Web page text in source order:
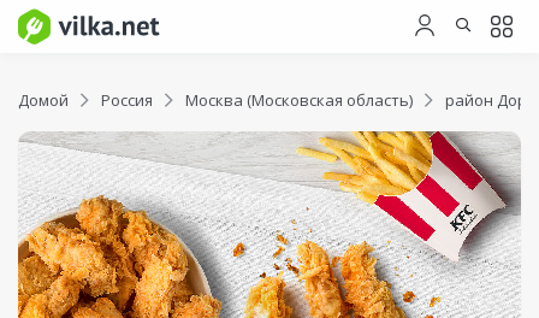
Домой Россия Москва (Московская область) район